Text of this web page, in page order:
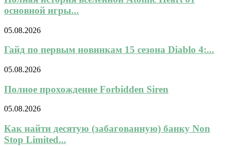
основной игры...
05.08.2026
Гайд по первым новинкам 15 сезона Diablo 4:...
05.08.2026
Полное прохождение Forbidden Siren
05.08.2026
Как найти десятую (забагованную) банку Non
Stop Limited...